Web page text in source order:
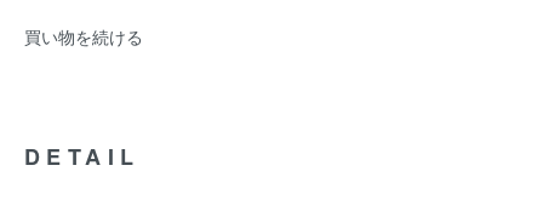
買い物を続ける
DETAIL